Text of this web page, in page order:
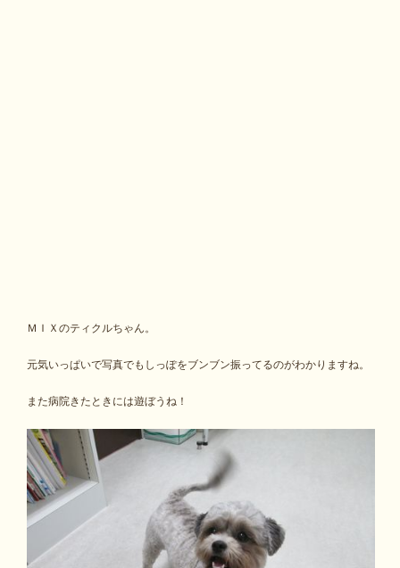
ＭＩＸのティクルちゃん。
元気いっぱいで写真でもしっぽをブンブン振ってるのがわかりますね。
また病院きたときには遊ぼうね！